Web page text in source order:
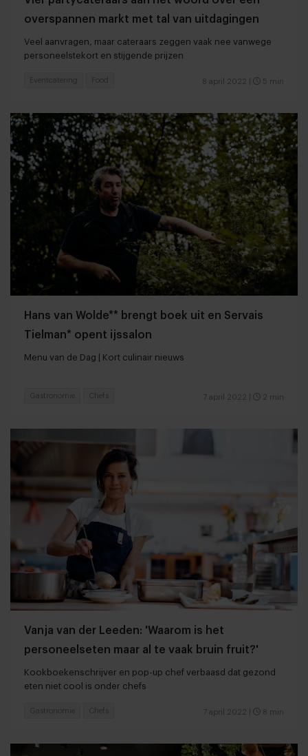
overspannen markt met tal van uitdagingen
Veel aanvragen, maar cateraars zeggen vaak nee vanwege
personeelstekort en stijgende prijzen
8 april 2022 5 min
Eventcatering Food
Hans van Wolde** brengt boek uit en Servais
Tielman* opent ijssalon
Menu van de Dag | Kort culinair nieuws
7 april 2022 2 min
Gastronomie Chefs
Vanja van der Leeden: 'Waarom is het
personeelseten maar al te vaak bruin fruit?'
Kookboekenschrijver en pop-up chef verbaasd dat gezond
eten niet cool is onder chefs
7 april 2022 8 min
Gastronomie Chefs